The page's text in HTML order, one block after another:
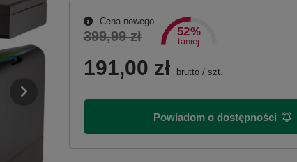
Cena nowego
399,99 zł 52%
taniej
191,00 zł brutto/ szt.
Powiadom o dostępności